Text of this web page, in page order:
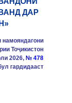
ДАР
намояндагони
Тоҷикистон
2026, № 478
гардидааст